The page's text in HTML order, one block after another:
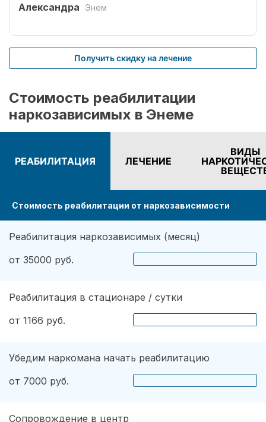
решила действовать радикально и положила
реабилитации внучка всё равно продолжает
ходить на анонимные встречи, иногда
посещает психотерапевта, ну и само собой я
общаться. Сейчас внучка ни чего не
употребляет, заканчивает университет и уже
подыскивает себе работу,
Александра Энем
Получить скидку на лечение
Стоимость реабилитации
наркозависимых в Энеме
РЕАБИЛИТАЦИЯ ЛЕЧЕНИЕ
ВИДЫ
Стоимость реабилитации от наркозависимости
Реабилитация наркозависимых (месяц)
от 35000 руб.
Реабилитация в стационаре / сутки
от 1166 руб.
Убедим наркомана начать реабилитацию
от 7000 руб.
Сопровождение в центр